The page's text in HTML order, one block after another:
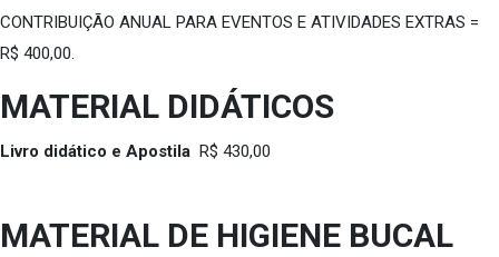
CONTRIBUIÇÃO ANUAL PARA EVENTOS E ATIVIDADES EXTRAS =
R$ 400,00.
MATERIAL DIDÁTICOS
Livro didático e Apostila R$ 430,00
MATERIAL DE HIGIENE BUCAL